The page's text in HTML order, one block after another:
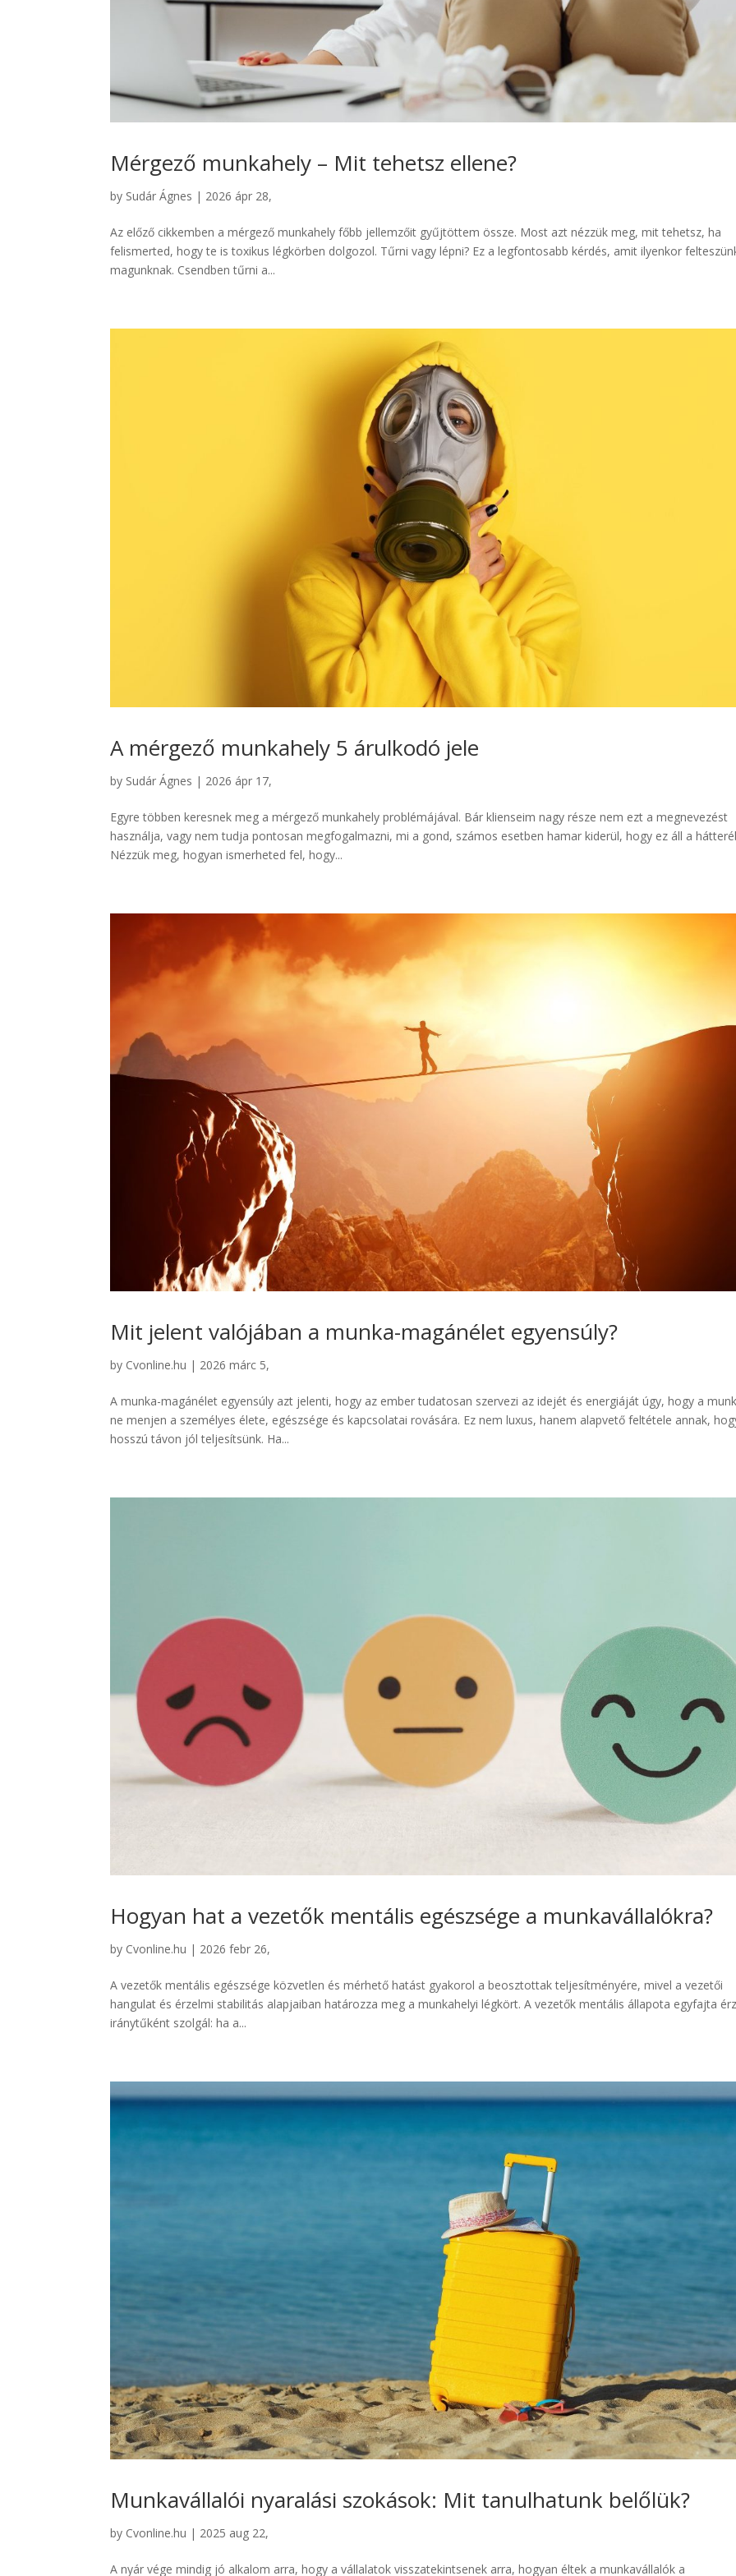
Mérgező munkahely – Mit tehetsz ellene?
by Sudár Ágnes | 2026 ápr 28,
Az előző cikkemben a mérgező munkahely főbb jellemzőit gyűjtöttem össze. Most azt nézzük meg, mit tehetsz, ha
felismerted, hogy te is toxikus légkörben dolgozol. Tűrni vagy lépni? Ez a legfontosabb kérdés, amit ilyenkor
magunknak. Csendben tűrni a...
A mérgező munkahely 5 árulkodó jele
by Sudár Ágnes | 2026 ápr 17,
Egyre többen keresnek meg a mérgező munkahely problémájával. Bár klienseim nagy része nem ezt a megnevezést
használja, vagy nem tudja pontosan megfogalmazni, mi a gond, számos esetben hamar kiderül, hogy ez áll a
Nézzük meg, hogyan ismerheted fel, hogy...
Mit jelent valójában a munka-magánélet egyensúly?
by Cvonline.hu | 2026 márc 5,
A munka-magánélet egyensúly azt jelenti, hogy az ember tudatosan szervezi az idejét és energiáját úgy, hogy a
ne menjen a személyes élete, egészsége és kapcsolatai rovására. Ez nem luxus, hanem alapvető feltétele annak,
hosszú távon jól teljesítsünk. Ha...
Hogyan hat a vezetők mentális egészsége a munkavállalókra?
by Cvonline.hu | 2026 febr 26,
A vezetők mentális egészsége közvetlen és mérhető hatást gyakorol a beosztottak teljesítményére, mivel a vezetői
hangulat és érzelmi stabilitás alapjaiban határozza meg a munkahelyi légkört. A vezetők mentális állapota egyfajta
iránytűként szolgál: ha a...
Munkavállalói nyaralási szokások: Mit tanulhatunk belőlük?
by Cvonline.hu | 2025 aug 22,
A nyár vége mindig jó alkalom arra, hogy a vállalatok visszatekintsenek arra, hogyan éltek a munkavállalók a